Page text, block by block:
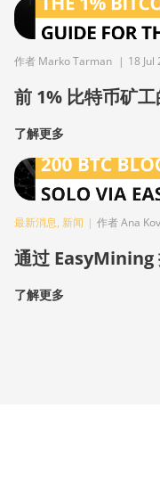
作者 Marko Tarman | 18 Jul
前 1% 比特币矿
了解更多
最新消息, 新闻 | 作者 Ana
通过 EasyMining
了解更多